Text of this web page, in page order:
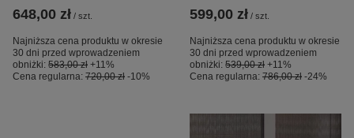
648,00 zł / szt.
Najniższa cena produktu w okresie
30 dni przed wprowadzeniem
obniżki: 583,00 zł +11%
Cena regularna: 720,00 zł -10%
599,00 zł / szt.
Najniższa cena produktu w okresie
30 dni przed wprowadzeniem
obniżki: 539,00 zł +11%
Cena regularna: 786,00 zł -24%